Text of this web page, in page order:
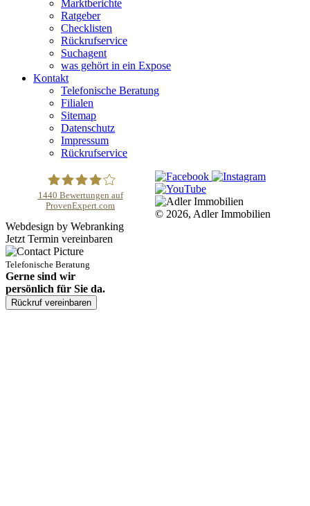
Marktberichte
Ratgeber
Checklisten
Rückrufservice
Suchagent
was gehört in ein Expose
Kontakt
Telefonische Beratung
Filialen
Sitemap
Datenschutz
Impressum
Rückrufservice
Adler Immobilien
1440 Bewertungen auf
ProvenExpert.com
© 2026, Adler Immobilien
Webdesign by Webranking
Jetzt Termin vereinbaren
Telefonische Beratung
Gerne sind wir
persönlich für Sie da.